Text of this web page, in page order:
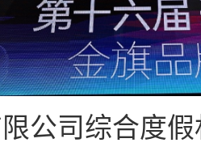
公司综合度